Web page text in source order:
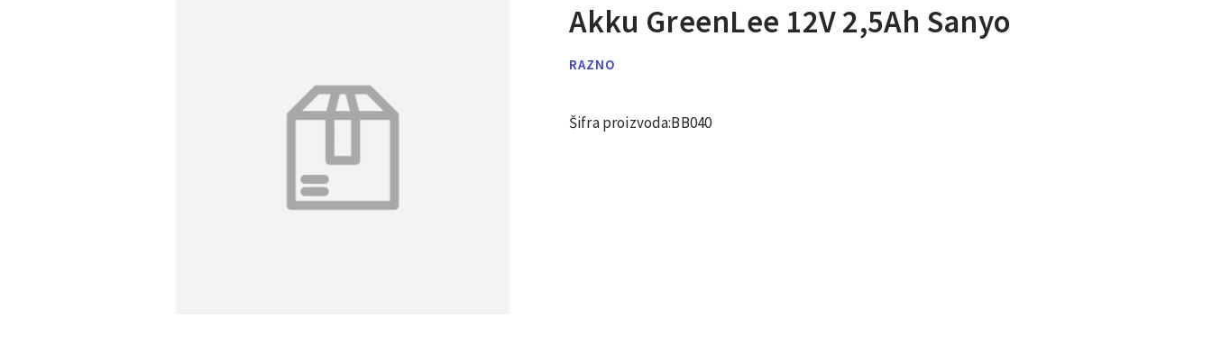
Akku GreenLee 12V 2,5Ah Sanyo
RAZNO
Šifra proizvoda:BB040